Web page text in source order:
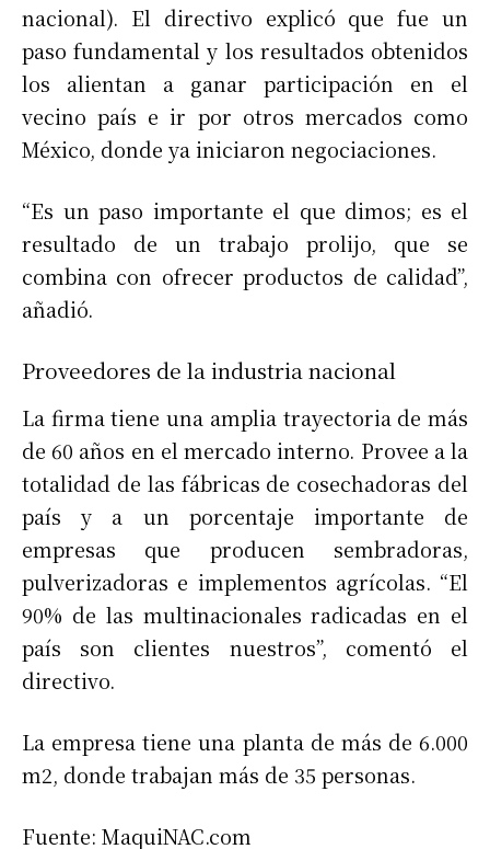
nacional). El directivo explicó que fue un
paso fundamental y los resultados obtenidos
los alientan a ganar participación en el
vecino país e ir por otros mercados como
México, donde ya iniciaron negociaciones.
“Es un paso importante el que dimos; es el
resultado de un trabajo prolijo, que se
combina con ofrecer productos de calidad”,
añadió.
Proveedores de la industria nacional
La firma tiene una amplia trayectoria de más
de 60 años en el mercado interno. Provee a la
totalidad de las fábricas de cosechadoras del
país y a un porcentaje importante de
empresas que producen sembradoras,
pulverizadoras e implementos agrícolas. “El
90% de las multinacionales radicadas en el
país son clientes nuestros”, comentó el
directivo.
La empresa tiene una planta de más de 6.000
m2, donde trabajan más de 35 personas.
Fuente: MaquiNAC.com